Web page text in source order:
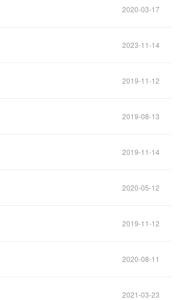
2020-03-17
2023-11-14
2019-11-12
2019-08-13
2019-11-14
2020-05-12
2019-11-12
2020-08-11
2021-03-23